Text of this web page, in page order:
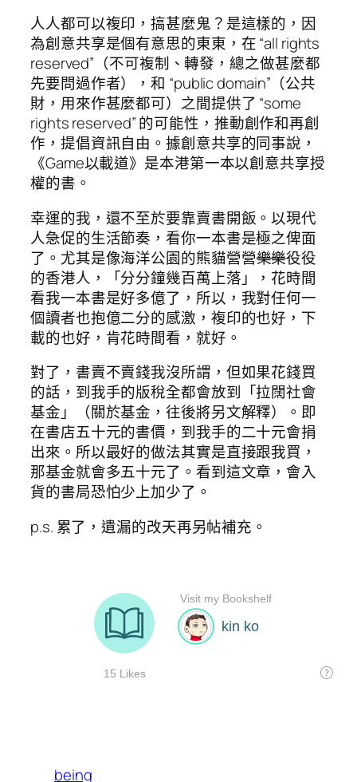
人人都可以複印，搞甚麼鬼？是這樣的，因
為創意共享是個有意思的東東，在 “all rights
reserved”（不可複制、轉發，總之做甚麼都
先要問過作者），和 “public domain”（公共
財，用來作甚麼都可）之間提供了 “some
rights reserved” 的可能性，推動創作和再創
作，提倡資訊自由。據創意共享的同事說，
《Game以載道》是本港第一本以創意共享授
權的書。
幸運的我，還不至於要靠賣書開飯。以現代
人急促的生活節奏，看你一本書是極之俾面
了。尤其是像海洋公園的熊貓營營樂樂役役
的香港人，「分分鐘幾百萬上落」，花時間
看我一本書是好多億了，所以，我對任何一
個讀者也抱億二分的感激，複印的也好，下
載的也好，肯花時間看，就好。
對了，書賣不賣錢我沒所謂，但如果花錢買
的話，到我手的版稅全都會放到「拉闊社會
基金」（關於基金，往後將另文解釋）。即
在書店五十元的書價，到我手的二十元會捐
出來。所以最好的做法其實是直接跟我買，
那基金就會多五十元了。看到這文章，會入
貨的書局恐怕少上加少了。
p.s. 累了，遺漏的改天再另帖補充。
being